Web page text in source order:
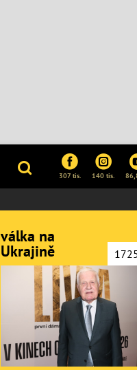
307 tis. 140 tis.
válka na
Ukrajině